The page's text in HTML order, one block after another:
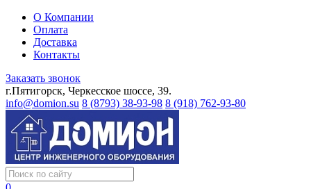
О Компании
Оплата
Доставка
Контакты
Заказать звонок
г.Пятигорск, Черкесское шоссе, 39.
info@domion.su 8 (8793) 38-93-98 8 (918) 762-93-80